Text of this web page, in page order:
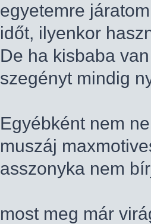
egyetemre
időt, ilyenkor
De ha kisbaba
szegényt mindig
Egyébként nem
muszáj
asszonyka nem
most meg már